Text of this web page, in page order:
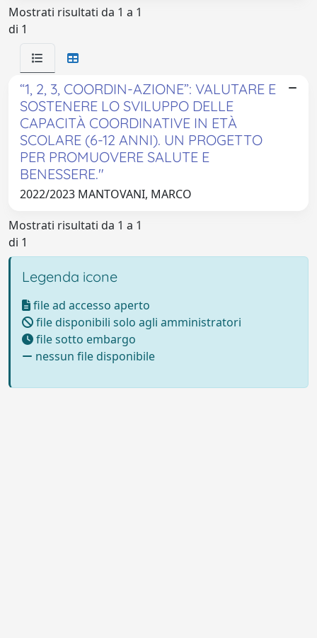
Mostrati risultati da 1 a 1
di 1
“1, 2, 3, COORDIN-AZIONE”: VALUTARE E
SOSTENERE LO SVILUPPO DELLE
CAPACITÀ COORDINATIVE IN ETÀ
SCOLARE (6-12 ANNI). UN PROGETTO
PER PROMUOVERE SALUTE E
BENESSERE."
2022/2023 MANTOVANI, MARCO
Mostrati risultati da 1 a 1
di 1
Legenda icone
file ad accesso aperto
file disponibili solo agli amministratori
file sotto embargo
nessun file disponibile